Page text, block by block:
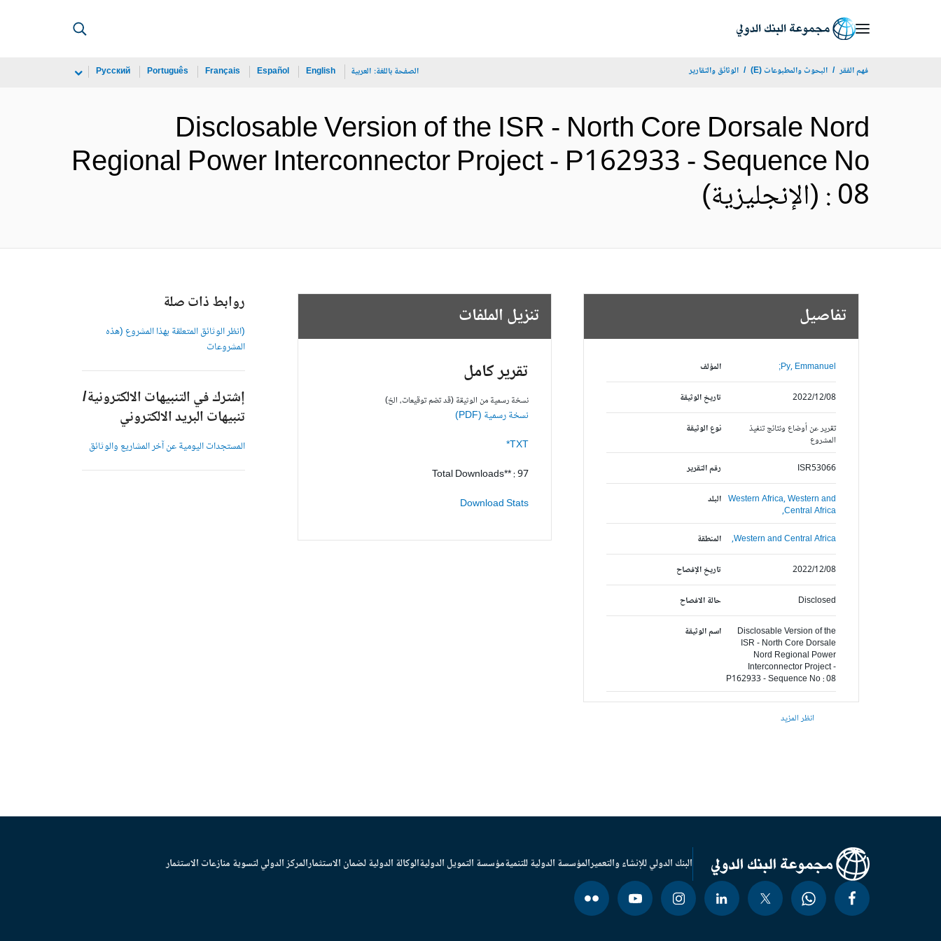
فهم الفقر البحوث والمطبوعات (E) الوثائق والتقارير الصفحة باللغة: العربية English
Español
Français
Português
Русский
Disclosable Version of the ISR - North Core Dorsale Nord
Regional Power Interconnector Project - P162933 - Sequence No
: 08 (الإنجليزية)
تفاصيل
المؤلف Py, Emmanuel;
تاريخ الوثيقة 2022/12/08
نوع الوثيقة
تقرير عن أوضاع ونتائج تنفيذ
المشروع
رقم التقرير
ISR53066
البلد Western Africa,Western and
Central Africa,
المنطقة
Western and Central Africa,
تاريخ الإفصاح 2022/12/08
حالة الافصاح Disclosed
اسم الوثيقة
Disclosable Version of the
ISR - North Core Dorsale
Nord Regional Power
Interconnector Project -
P162933 - Sequence No : 08
انظر المزيد
تنزيل الملفات
تقرير كامل
نسخة رسمية من الوثيقة (قد تضم توقيعات، الخ)
نسخة رسمية (PDF)
TXT*
Total Downloads** : 97
Download Stats
روابط ذات صلة
(انظر الوثائق المتعلقة بهذا المشروع (هذه
المشروعات
إشترك في التنبيهات الالكترونية/
تنبيهات البريد الالكتروني
المستجدات اليومية عن آخر المشاريع والوثائق
البنك الدولي للإنشاء والتعميرالمؤسسة الدولية للتنميةمؤسسة التمويل الدوليةالوكالة الدولية لضمان الاستثمارالمركز الدولي لتسوية منازعات الاستثمار